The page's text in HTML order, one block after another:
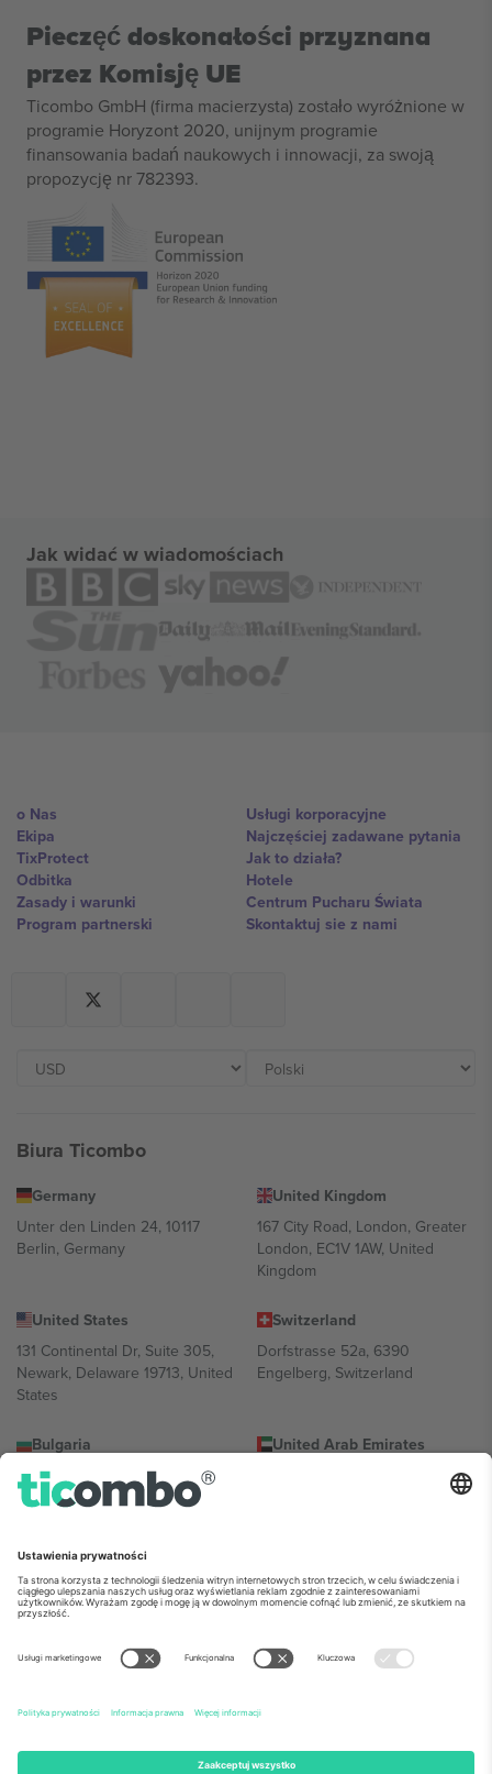
Pieczęć doskonałości przyznana
przez Komisję UE
Ticombo GmbH (firma macierzysta) zostało wyróżnione w
programie Horyzont 2020, unijnym programie
finansowania badań naukowych i innowacji, za swoją
propozycję nr 782393.
Jak widać w wiadomościach
o Nas
Ekipa
TixProtect
Odbitka
Zasady i warunki
Program partnerski
Usługi korporacyjne
Najczęściej zadawane pytania
Jak to działa?
Hotele
Centrum Pucharu Świata
Skontaktuj sie z nami
Biura Ticombo
Germany
Unter den Linden 24, 10117
Berlin, Germany
United Kingdom
167 City Road, London, Greater
London, EC1V 1AW, United
Kingdom
United States
131 Continental Dr, Suite 305,
Newark, Delaware 19713, United
States
Switzerland
Dorfstrasse 52a, 6390
Engelberg, Switzerland
Bulgaria
Regus Sofia City West, bul
Totleben 53-55, 1606 Sofia,
United Arab Emirates
UAE Dubai Silicon Oasis, DDP
Building A1, Office 302, Dubai,
Mexico
Av Chapultepec 360, Roma
Norte, Cuauhtémoc, 06700
Ciudad de México, CDMX,
Mexico
Podmiot prawny dostawcy platformy może się różnić w zależności
informacje, sprawdź stronę konkretnego wydarzenia, stopkę i